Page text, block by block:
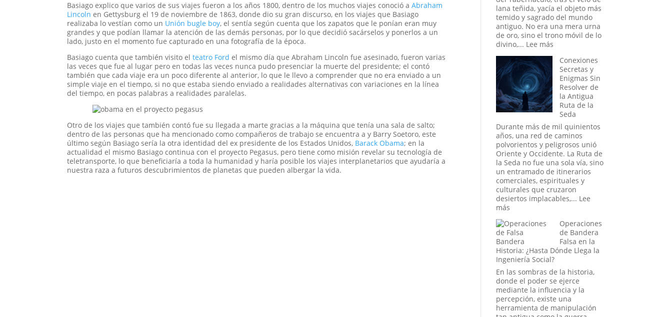
Basiago explico que varios de sus viajes fueron a los años 1800, dentro de los muchos viajes conoció aAbraham
Lincoln en Gettysburg el 19 de noviembre de 1863, donde dio su gran discurso, en los viajes que Basiago
realizaba lo vestían como un Unión bugle boy, el sentía según cuenta que los zapatos que le ponían eran muy
grandes y que podían llamar la atención de las demás personas, por lo que decidió sacárselos y ponerlos a un
lado, justo en el momento fue capturado en una fotografía de la época.
Basiago cuenta que también visito elteatro Ford el mismo día que Abraham Lincoln fue asesinado, fueron varias
las veces que fue al lugar pero en todas las veces nunca pudo presenciar la muerte del presidente; el contó
también que cada viaje era un poco diferente al anterior, lo que le llevo a comprender que no era enviado a un
simple viaje en el tiempo, si no que estaba siendo enviado a realidades alternativas con variaciones en la línea
del tiempo, en pocas palabras a realidades paralelas.
Otro de los viajes que también contó fue su llegada a marte gracias a la máquina que tenía una sala de salto;
dentro de las personas que ha mencionado como compañeros de trabajo se encuentra a y Barry Soetoro, este
último según Basiago sería la otra identidad del ex presidente de los Estados Unidos, Barack Obama; en la
actualidad el mismo Basiago continua con el proyecto Pegasus, pero tiene como misión revelar su tecnología de
teletransporte, lo que beneficiaría a toda la humanidad y haría posible los viajes interplanetarios que ayudaría a
nuestra raza a futuros descubrimientos de planetas que pueden albergar la vida.
Colectiva
Moldea
la
Realidad
lana teñida, yacía el objeto más
temido y sagrado del mundo
antiguo. No era una mera urna
de oro, sino el trono móvil de lo
divino,... Lee más
Arca
de
Alianza
una
Batería
Antigua?
La
teoría
Eléctrica
del
Relato
Bíblico
Conexiones
Secretas y
Enigmas Sin
Resolver de
la Antigua
Ruta de la
Seda
Durante más de mil quinientos
años, una red de caminos
polvorientos y peligrosos unió
Oriente y Occidente. La Ruta de
la Seda no fue una sola vía, sino
un entramado de itinerarios
comerciales, espirituales y
culturales que cruzaron
desiertos implacables,... Lee
más
Secretas
y
Enigmas
Sin
Resolver
de
la
Antigua
Ruta
de
la
Operaciones
de Bandera
Falsa en la
Historia: ¿Hasta Dónde Llega la
Ingeniería Social?
En las sombras de la historia,
donde el poder se ejerce
mediante la influencia y la
percepción, existe una
herramienta de manipulación